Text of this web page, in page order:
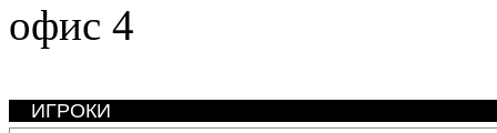
офис 4
ИГРОКИ